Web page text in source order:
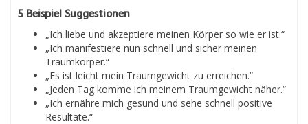
5 Beispiel Suggestionen
„Ich liebe und akzeptiere meinen Körper so wie er ist.“
„Ich manifestiere nun schnell und sicher meinen
Traumkörper.“
„Es ist leicht mein Traumgewicht zu erreichen.“
„Jeden Tag komme ich meinem Traumgewicht näher.“
„Ich ernähre mich gesund und sehe schnell positive
Resultate.“